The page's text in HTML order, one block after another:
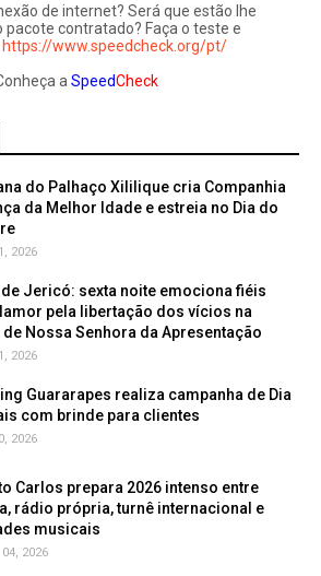
de internet? Será que estão lhe
contratado? Faça o teste e
https://www.speedcheck.org/pt/
a SpeedCheck
do Palhaço Xililique cria Companhia
da Melhor Idade e estreia no Dia do
2026
Jericó: sexta noite emociona fiéis
pela libertação dos vícios na
de Nossa Senhora da Apresentação
2026
Guararapes realiza campanha de Dia
com brinde para clientes
2026
Carlos prepara 2026 intenso entre
rádio própria, turnê internacional e
musicais
2026